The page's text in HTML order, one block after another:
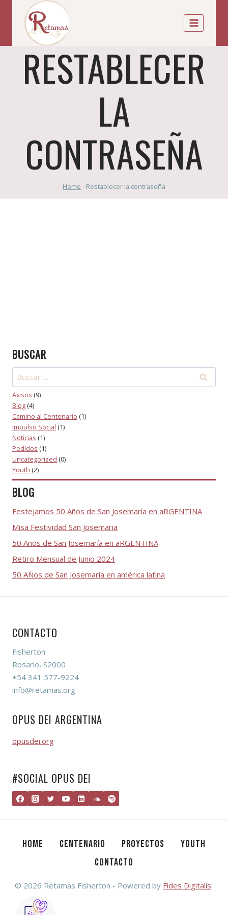
RESTABLECER
LA
CONTRASEÑA
Home - Restablecer la contraseña
BUSCAR
Avisos (9)
Blog (4)
Camino al Centenario (1)
Impulso Social (1)
Noticias (1)
Pedidos (1)
Uncategorized (0)
Youth (2)
BLOG
Festejamos 50 Años de San Josemaría en aRGENTINA
Misa Festividad San Josemaria
50 Años de San Josemaría en aRGENTINA
Retiro Mensual de Junio 2024
50 AÑos de San Josemaría en américa latina
CONTACTO
Fisherton
Rosario, S2000
+54 341 577-9224
info@retamas.org
OPUS DEI ARGENTINA
opusdei.org
#SOCIAL OPUS DEI
© 2026 Retamas Fisherton - Powered by Fides Digitalis
HOME CENTENARIO PROYECTOS
YOUTH
CONTACTO